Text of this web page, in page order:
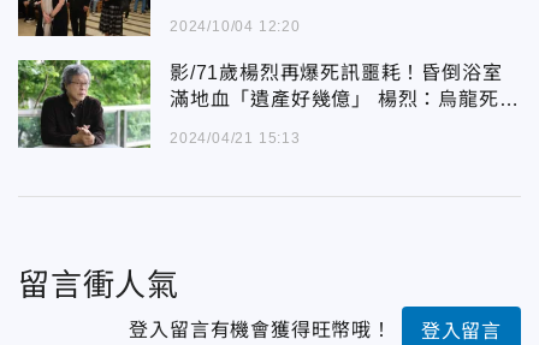
2024/10/04 12:20
影/71歲楊烈再爆死訊噩耗！昏倒浴室
滿地血「遺產好幾億」 楊烈：烏龍死訊
2024/04/21 15:13
留言衝人氣
登入留言有機會獲得旺幣哦！ 登入留言